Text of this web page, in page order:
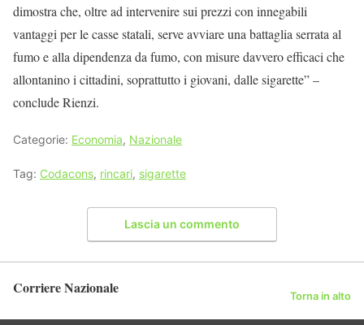
dimostra che, oltre ad intervenire sui prezzi con innegabili
vantaggi per le casse statali, serve avviare una battaglia serrata al
fumo e alla dipendenza da fumo, con misure davvero efficaci che
allontanino i cittadini, soprattutto i giovani, dalle sigarette” –
conclude Rienzi.
Categorie: Economia, Nazionale
Tag: Codacons, rincari, sigarette
Lascia un commento
Corriere Nazionale Torna in alto